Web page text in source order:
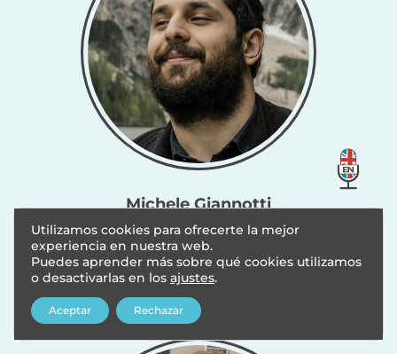
Michele Giannotti
Universidad eCampus. Italy
Relación de coparentalidad y funcionamiento familiar
Utilizamos cookies para ofrecerte la mejor
experiencia en nuestra web.
Puedes aprender más sobre qué cookies utilizamos
o desactivarlas en los ajustes.
Aceptar Rechazar